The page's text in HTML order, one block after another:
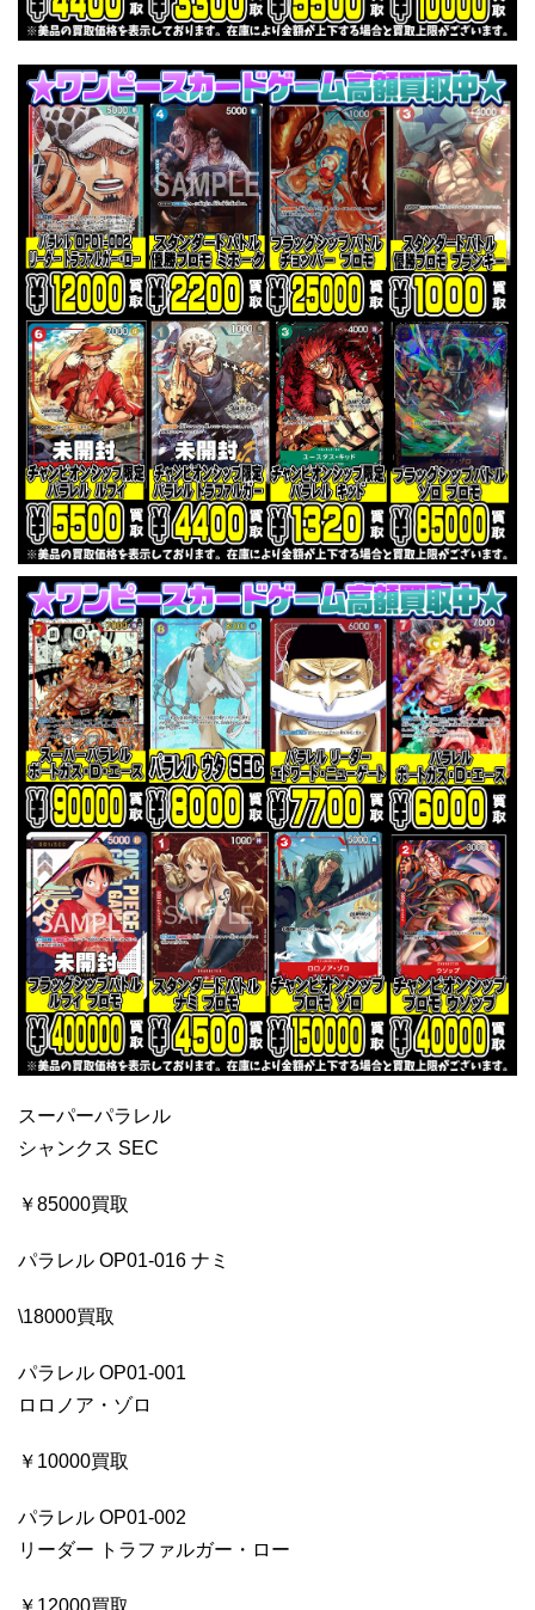
スーパーパラレル
シャンクス SEC
￥85000買取
パラレル OP01-016 ナミ
\18000買取
パラレル OP01-001
ロロノア・ゾロ
￥10000買取
パラレル OP01-002
リーダー トラファルガー・ロー
￥12000買取